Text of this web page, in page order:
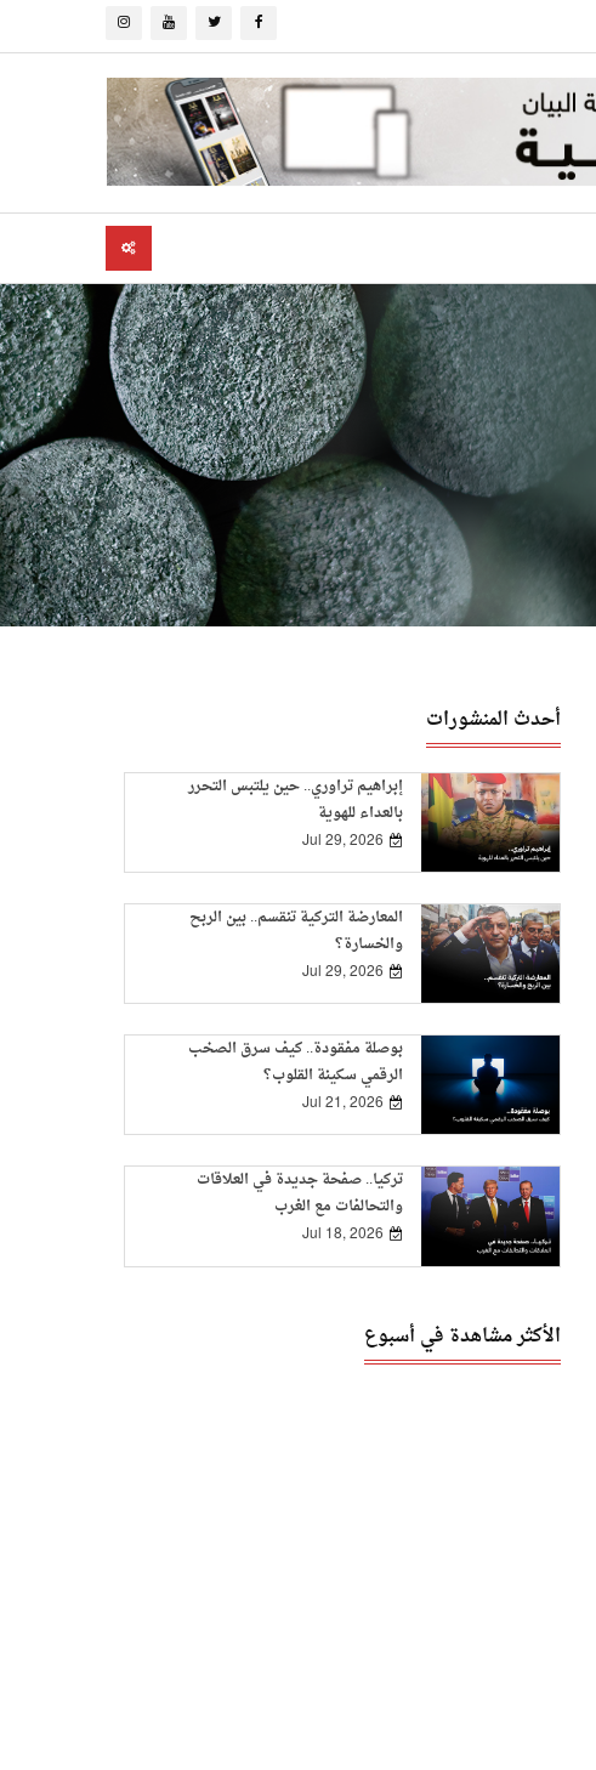
أحدث المنشورات
إبراهيم تراوري.. حين يلتبس التحرر
بالعداء للهوية
Jul 29, 2026
المعارضة التركية تنقسم.. بين الربح
والخسارة؟
Jul 29, 2026
بوصلة مفقودة.. كيف سرق الصخب
الرقمي سكينة القلوب؟
Jul 21, 2026
تركيا.. صفحة جديدة في العلاقات
والتحالفات مع الغرب
Jul 18, 2026
الأكثر مشاهدة في أسبوع